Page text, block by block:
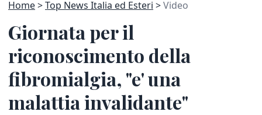
Home Top News Italia ed Esteri Video
Giornata per il
riconoscimento della
fibromialgia, "e' una
malattia invalidante"